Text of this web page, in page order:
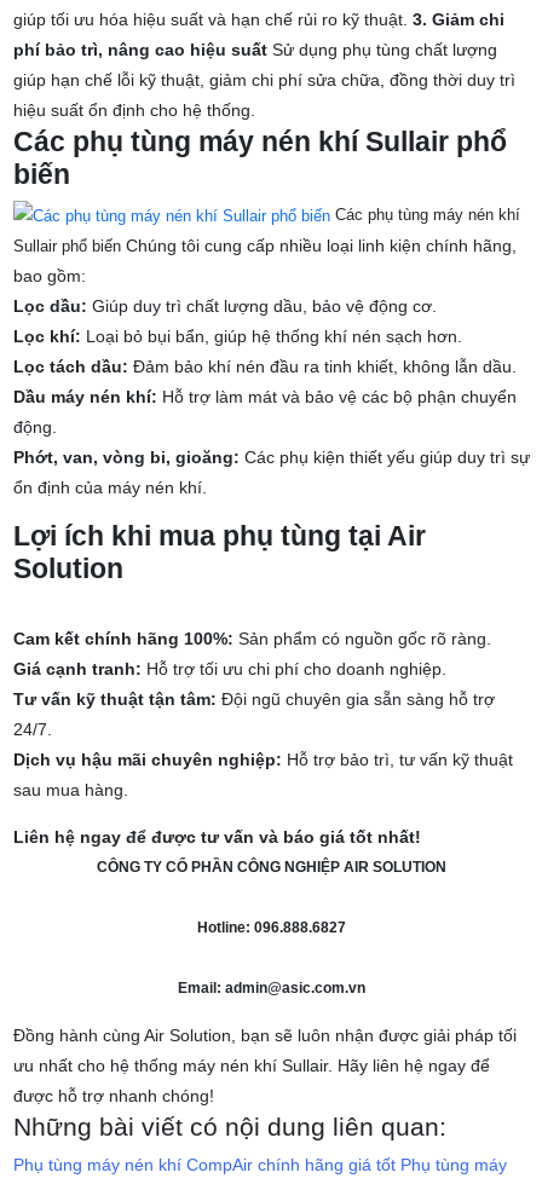
giúp tối ưu hóa hiệu suất và hạn chế rủi ro kỹ thuật. 3. Giảm chi
phí bảo trì, nâng cao hiệu suất Sử dụng phụ tùng chất lượng
giúp hạn chế lỗi kỹ thuật, giảm chi phí sửa chữa, đồng thời duy trì
hiệu suất ổn định cho hệ thống.
Các phụ tùng máy nén khí Sullair phổ
biến
Các phụ tùng máy nén khí
Sullair phổ biến Chúng tôi cung cấp nhiều loại linh kiện chính hãng,
bao gồm:
Lọc dầu: Giúp duy trì chất lượng dầu, bảo vệ động cơ.
Lọc khí: Loại bỏ bụi bẩn, giúp hệ thống khí nén sạch hơn.
Lọc tách dầu: Đảm bảo khí nén đầu ra tinh khiết, không lẫn dầu.
Dầu máy nén khí: Hỗ trợ làm mát và bảo vệ các bộ phận chuyển
động.
Phớt, van, vòng bi, gioăng: Các phụ kiện thiết yếu giúp duy trì sự
ổn định của máy nén khí.
Lợi ích khi mua phụ tùng tại Air
Solution
Cam kết chính hãng 100%: Sản phẩm có nguồn gốc rõ ràng.
Giá cạnh tranh: Hỗ trợ tối ưu chi phí cho doanh nghiệp.
Tư vấn kỹ thuật tận tâm: Đội ngũ chuyên gia sẵn sàng hỗ trợ
24/7.
Dịch vụ hậu mãi chuyên nghiệp: Hỗ trợ bảo trì, tư vấn kỹ thuật
sau mua hàng.
Liên hệ ngay để được tư vấn và báo giá tốt nhất!
CÔNG TY CỔ PHẦN CÔNG NGHIỆP AIR SOLUTION
Hotline: 096.888.6827
Email: admin@asic.com.vn
Đồng hành cùng Air Solution, bạn sẽ luôn nhận được giải pháp tối
ưu nhất cho hệ thống máy nén khí Sullair. Hãy liên hệ ngay để
được hỗ trợ nhanh chóng!
Những bài viết có nội dung liên quan:
Phụ tùng máy nén khí CompAir chính hãng giá tốt Phụ tùng máy